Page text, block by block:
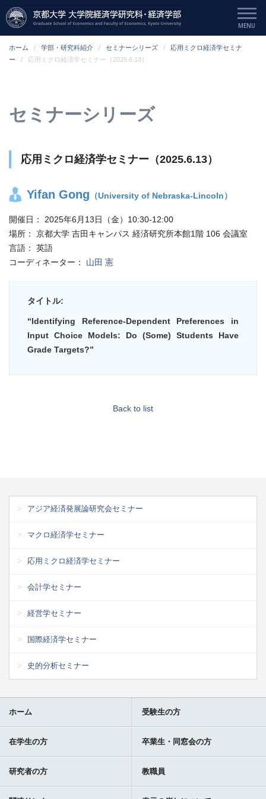
ホーム 学部・研究科紹介 セミナーシリーズ
応用ミクロ経済学セミナ
ー
応用ミクロ経済学セミナー（2025.6.13）
セミナーシリーズ
応用ミクロ経済学セミナー（2025.6.13）
Yifan Gong （University of Nebraska-Lincoln）
開催日：
2025年6月13日（金）10:30-12:00
場所：
京都大学 吉田キャンパス 経済研究所本館1階 106 会議室
言語：
英語
コーディネーター：
山田 憲
タイトル:
“Identifying Reference-Dependent Preferences in
Input Choice Models: Do (Some) Students Have
Grade Targets?”
Back to list
アジア経済発展論研究会セミナー
マクロ経済学セミナー
応用ミクロ経済学セミナー
会計学セミナー
経営学セミナー
国際経済学セミナー
史的分析セミナー
ホーム 受験生の方
在学生の方 卒業生・同窓会の方
研究者の方 教職員